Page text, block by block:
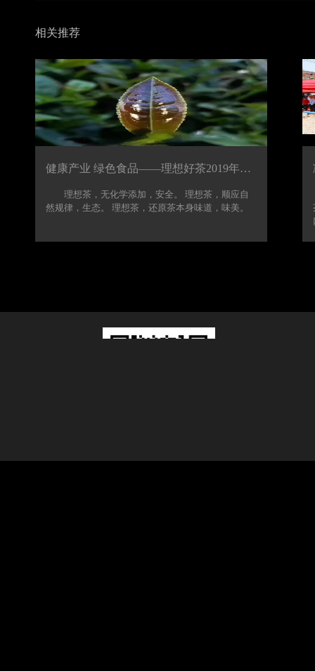
相关推荐
健康产业 绿色食品——理想好茶2019年秋茶上市
理想茶，无化学添加，安全。 理想茶，顺应自
然规律，生态。 理想茶，还原茶本身味道，味美。